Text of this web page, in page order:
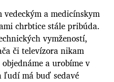
vedeckým a medicínskym
chrbtice stále pribúda.
vymžeností,
či televízora nikam
a urobíme v
ľudí má buď sedavé